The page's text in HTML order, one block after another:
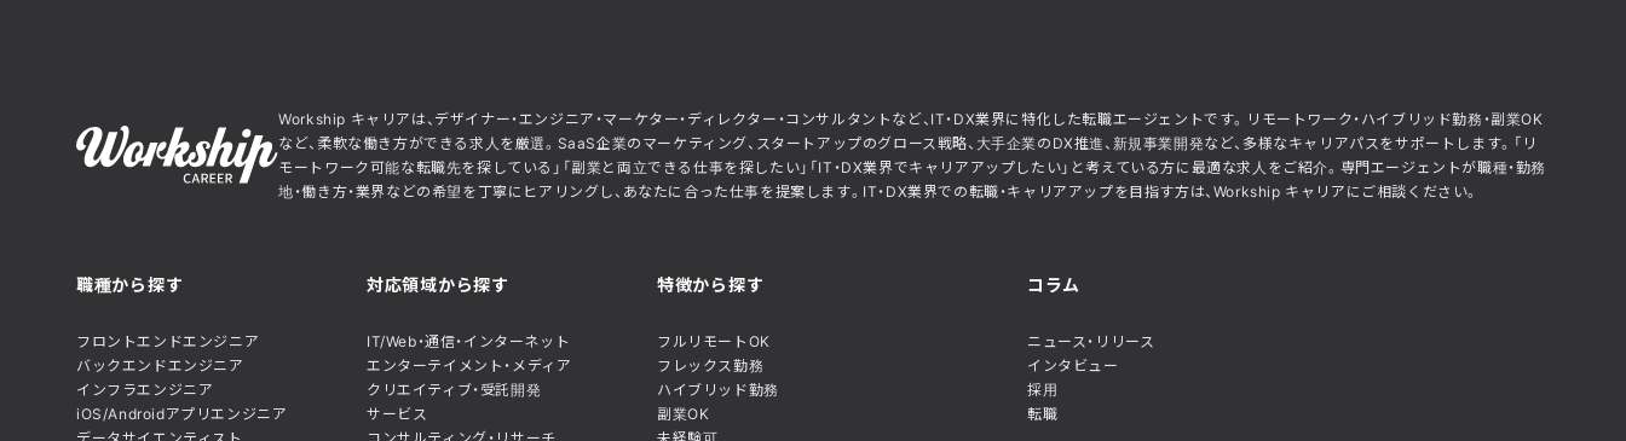
Workship キャリアは、デザイナー・エンジニア・マーケター・ディレクター・コンサルタントなど、IT・DX業界に特化した転職エージェントです。リモートワーク・ハイブリッド勤務・副業OK
など、柔軟な働き方ができる求人を厳選。SaaS企業のマーケティング、スタートアップのグロース戦略、大手企業のDX推進、新規事業開発など、多様なキャリアパスをサポートします。「リ
モートワーク可能な転職先を探している」「副業と両立できる仕事を探したい」「IT・DX業界でキャリアアップしたい」と考えている方に最適な求人をご紹介。専門エージェントが職種・勤務
地・働き方・業界などの希望を丁寧にヒアリングし、あなたに合った仕事を提案します。IT・DX業界での転職・キャリアアップを目指す方は、Workship キャリアにご相談ください。
職種から探す
フロントエンドエンジニア
バックエンドエンジニア
インフラエンジニア
iOS/Androidアプリエンジニア
対応領域から探す
IT/Web・通信・インターネット
エンターテイメント・メディア
クリエイティブ・受託開発
サービス
特徴から探す
フルリモートOK
フレックス勤務
ハイブリッド勤務
副業OK
コラム
ニュース・リリース
インタビュー
採用
転職